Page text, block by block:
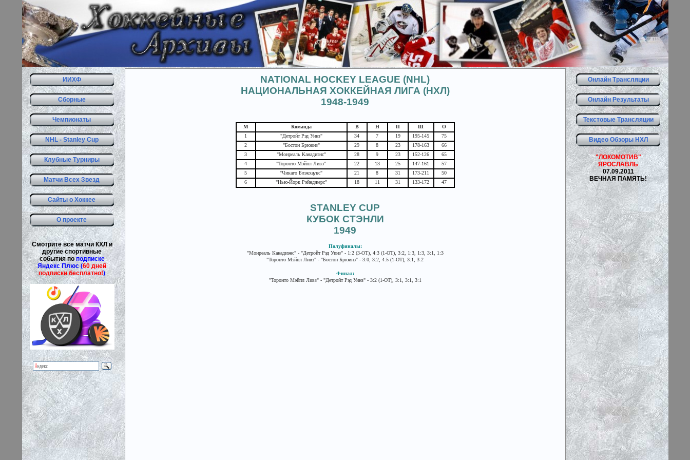
ИИХФ
Сборные
Чемпионаты
NHL - Stanley Cup
Клубные Турниры
Матчи Всех Звезд
Сайты о Хоккее
О проекте
Смотрите все матчи КХЛ и
другие спортивные
события поподписке
Яндекс Плюс (60 дней
подписки бесплатно!)
Онлайн Трансляции
Онлайн Результаты
Текстовые Трансляции
Видео Обзоры НХЛ
"ЛОКОМОТИВ"
ЯРОСЛАВЛЬ
07.09.2011
ВЕЧНАЯ ПАМЯТЬ!
NATIONAL HOCKEY LEAGUE (NHL)
НАЦИОНАЛЬНАЯ ХОККЕЙНАЯ ЛИГА (НХЛ)
1948-1949
М Команда В Н П Ш
О
1
"Детройт Рэд Уинз" 34 7 19 195-145
75
2
"Бостон Брюинз" 29 8 23 178-163
66
3
"Монреаль Канадиэнс" 28 9 23 152-126
65
4
"Торонто Мэйпл Ливз" 22 13 25 147-161
57
5
"Чикаго Блэкхаукс" 21 8 31 173-211
50
6
"Нью-Йорк Рэйнджерс" 18 11 31 133-172 47
STANLEY CUP
КУБОК СТЭНЛИ
1949
Полуфиналы:
"Монреаль Канадиэнс" - "Детройт Рэд Уинз" - 1:2 (3-ОТ), 4:3 (1-ОТ), 3:2, 1:3, 1:3, 3:1, 1:3
"Торонто Мэйпл Ливз" - "Бостон Брюинз" - 3:0, 3:2, 4:5 (1-ОТ), 3:1, 3:2
Финал:
"Торонто Мэйпл Ливз" - "Детройт Рэд Уинз" - 3:2 (1-ОТ), 3:1, 3:1, 3:1